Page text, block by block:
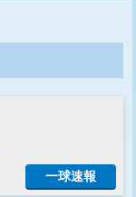
一球速報